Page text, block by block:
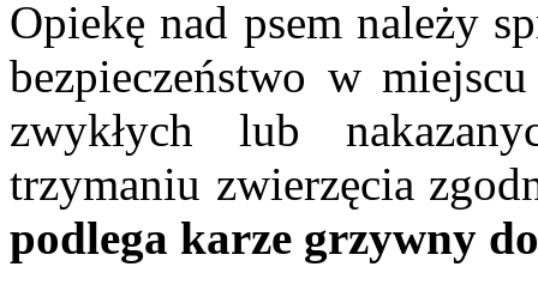
Opiekę nad psem należy
bezpieczeństwo w
zwykłych lub
trzymaniu zwierzęcia
podlega karze grzywny